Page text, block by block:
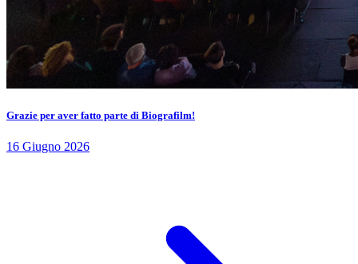
Grazie per aver fatto parte di Biografilm!
16 Giugno 2026